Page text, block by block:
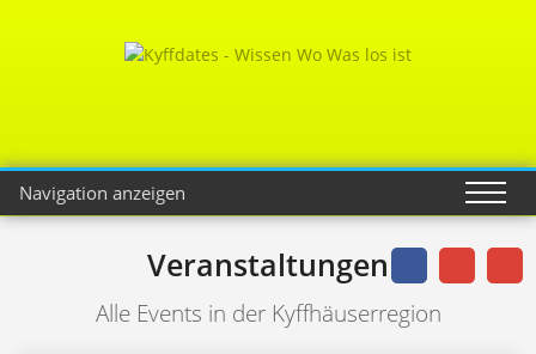
Navigation anzeigen
Veranstaltungen
Alle Events in der Kyffhäuserregion